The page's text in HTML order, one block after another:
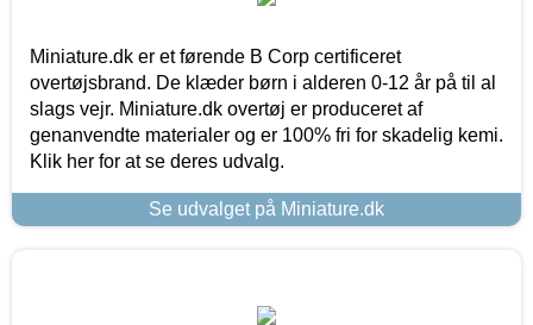
Miniature.dk er et førende B Corp certificeret
overtøjsbrand. De klæder børn i alderen 0-12 år på til al
slags vejr. Miniature.dk overtøj er produceret af
genanvendte materialer og er 100% fri for skadelig kemi.
Klik her for at se deres udvalg.
Se udvalget på Miniature.dk